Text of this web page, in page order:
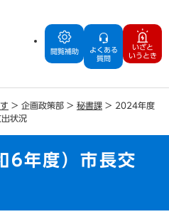
閲覧補助
よくある
質問
いざと
いうとき
> 企画政策部 > 秘書課 > 2024年度
状況
6年度）市長交